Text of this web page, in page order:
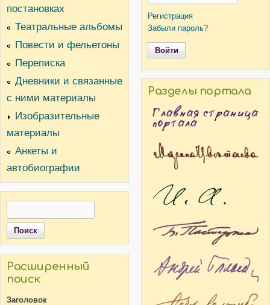
постановках
Театральные альбомы
Повести и фельетоны
Переписка
Дневники и связанные
с ними материалы
Изобразительные
материалы
Анкеты и
автобиографии
Форма поиска
Расширенный
поиск
Заголовок
Регистрация
Забыли пароль?
Разделы портала